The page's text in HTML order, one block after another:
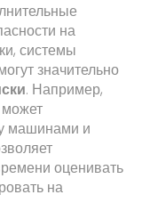
на
системы
значительно
. Например,
машинами и
оценивать
на